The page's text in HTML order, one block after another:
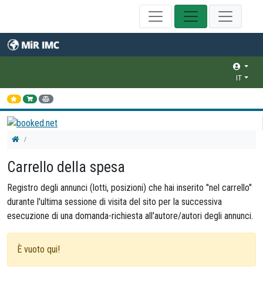
IT
Carrello della spesa
Registro degli annunci (lotti, posizioni) che hai inserito "nel carrello"
durante l'ultima sessione di visita del sito per la successiva
esecuzione di una domanda-richiesta all'autore/autori degli annunci.
È vuoto qui!